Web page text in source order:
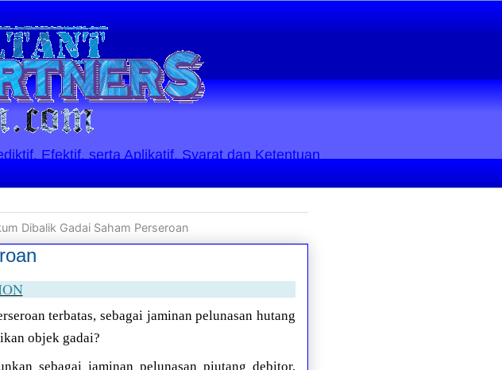
Efektif, serta Aplikatif. Syarat dan Ketentuan
Dibalik Gadai Saham Perseroan
terbatas, sebagai jaminan pelunasan hutang
objek gadai?
sebagai jaminan pelunasan piutang debitor,